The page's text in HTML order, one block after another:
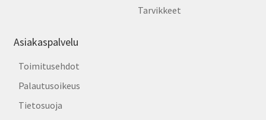
Tarvikkeet
Asiakaspalvelu
Toimitusehdot
Palautusoikeus
Tietosuoja